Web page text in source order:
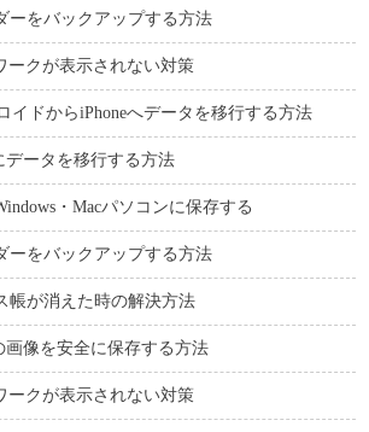
ーをバックアップする方法
ークが表示されない対策
イドからiPhoneへデータを移行する方法
データを移行する方法
・Macパソコンに保存する
ーをバックアップする方法
帳が消えた時の解決方法
画像を安全に保存する方法
ークが表示されない対策